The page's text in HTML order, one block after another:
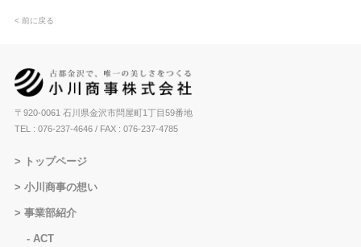
< 前に戻る
〒920-0061 石川県金沢市問屋町1丁目59番地
TEL : 076-237-4646/ FAX : 076-237-4785
トップページ
小川商事の想い
事業部紹介
ACT